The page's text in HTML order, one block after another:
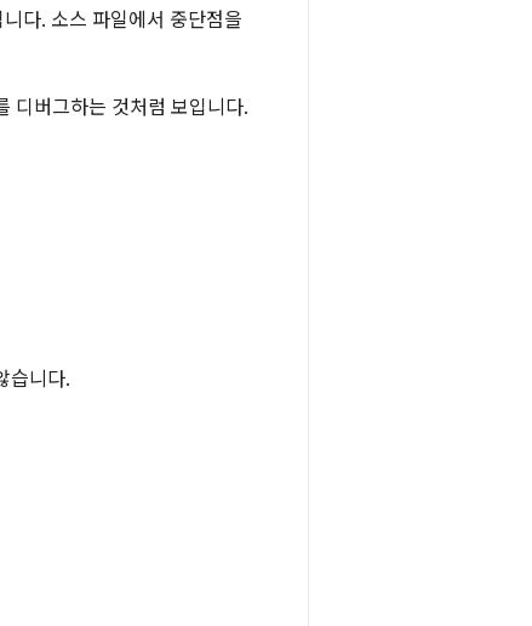
다. 소스 파일에서 중단점을
디버그하는 것처럼 보입니다.
습니다.